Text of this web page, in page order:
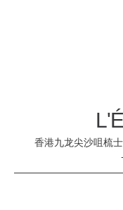
香港九龙尖沙咀梳